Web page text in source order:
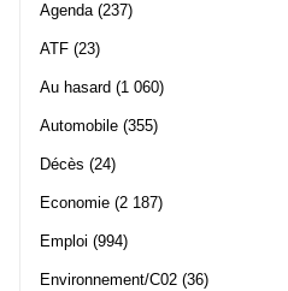
Agenda(237)
ATF (23)
Au hasard (1 060)
Automobile (355)
Décès (24)
Economie (2 187)
Emploi (994)
Environnement/C02 (36)